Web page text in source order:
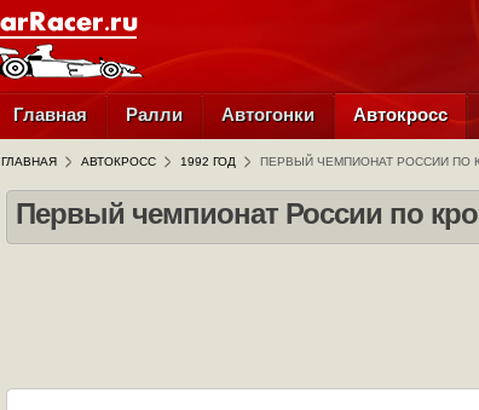
Главная Ралли Автогонки Автокросс
ГЛАВНАЯ АВТОКРОСС 1992 ГОД ПЕРВЫЙ ЧЕМПИОНАТ РОССИИ ПО
Первый чемпионат России по